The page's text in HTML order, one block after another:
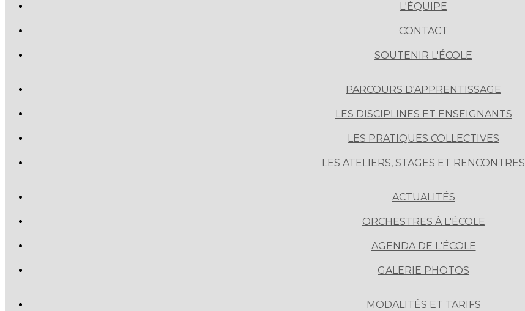
L'ÉQUIPE
CONTACT
SOUTENIR L'ÉCOLE
PARCOURS D'APPRENTISSAGE
LES DISCIPLINES ET ENSEIGNANTS
LES PRATIQUES COLLECTIVES
LES ATELIERS, STAGES ET RENCONTRES
ACTUALITÉS
ORCHESTRES À L'ÉCOLE
AGENDA DE L'ÉCOLE
GALERIE PHOTOS
MODALITÉS ET TARIFS